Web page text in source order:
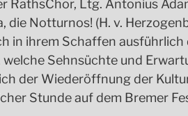
RathsChor, Ltg. Antonius
die Notturnos! (H. v.
in ihrem Schaffen ausführlich
Sehnsüchte und
der Wiederöffnung der
Stunde auf dem Bremer